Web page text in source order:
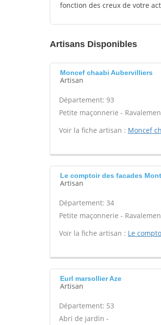
fonction des creux de votre
Artisans Disponibles
Moncef chaabi Aubervilliers
Artisan
Département: 93
Petite maçonnerie -
Voir la fiche artisan : Moncef
Le comptoir des facades
Artisan
Département: 34
Petite maçonnerie -
Voir la fiche artisan : Le
Eurl marsollier Aze
Artisan
Département: 53
Abri de jardin -